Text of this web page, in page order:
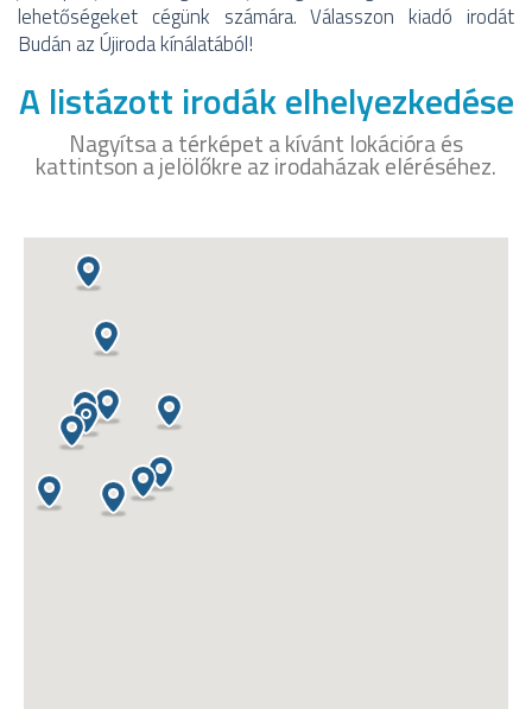
lehetőségeket cégünk számára. Válasszon kiadó irodát
Budán az Újiroda kínálatából!
A listázott irodák elhelyezkedése
Nagyítsa a térképet a kívánt lokációra és
kattintson a jelölőkre az irodaházak eléréséhez.